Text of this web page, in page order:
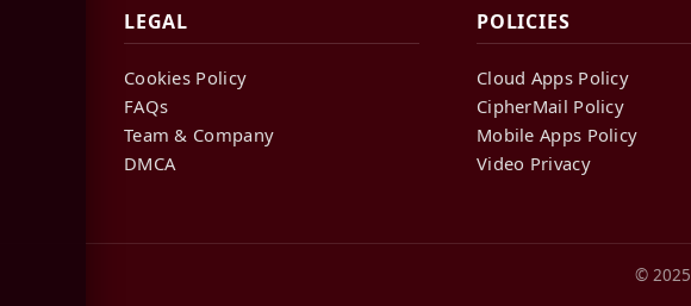
LEGAL
Cookies Policy
FAQs
Team & Company
DMCA
POLICIES
Cloud Apps Policy
CipherMail Policy
Mobile Apps Policy
Video Privacy
© 2025